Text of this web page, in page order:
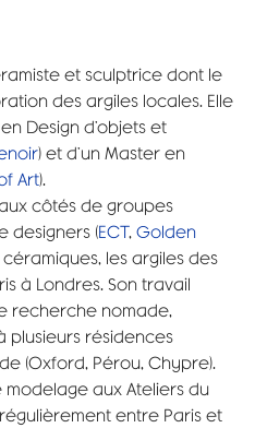
et sculptrice dont le
des argiles locales. Elle
Design d’objets et
) et d’un Master en
Art).
côtés de groupes
designers (ECT, Golden
les argiles des
à Londres. Son travail
recherche nomade,
plusieurs résidences
(Oxford, Pérou, Chypre).
modelage aux Ateliers du
entre Paris et